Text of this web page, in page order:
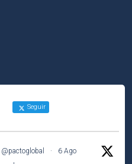
Seguir
@pactoglobal ·
6 Ago